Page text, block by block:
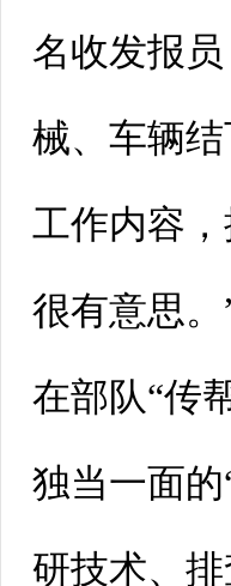
名收发报
械、车辆
工作内容
很有意思
在部队“传
独当一面
研技术、